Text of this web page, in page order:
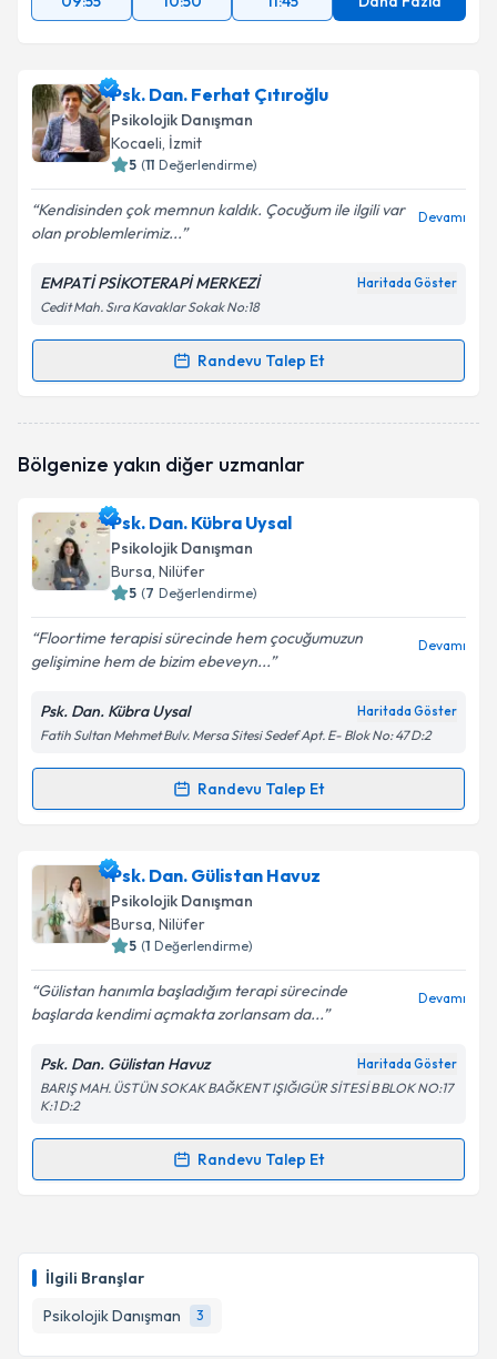
İlgili Branşlar
Psikolojik Danışman
3
Psk. Dan. Ferhat Çıtıroğlu
Psikolojik Danışman
Kocaeli, İzmit
5 (11 Değerlendirme)
Kendisinden çok memnun kaldık. Çocuğum ile ilgili var
olan problemlerimiz...
Devamı
EMPATİ PSİKOTERAPİ MERKEZİ Haritada Göster
Cedit Mah. Sıra Kavaklar Sokak No:18
Randevu Talep Et
Randevu Takvimi Talebi
talebi oluşturun. Size bu uzmandan randevu almanız
bilgilendireceğiz.
E-posta Adresiniz
Kişisel verilerimin işlenmesine ilişkin
kapsamda işlenmesini kabul ediyorum.
Takvim Talebini Gönder
Bölgenize yakın diğer uzmanlar
Psk. Dan. Kübra Uysal
Psikolojik Danışman
Bursa, Nilüfer
5 (7 Değerlendirme)
Floortime terapisi sürecinde hem çocuğumuzun
gelişimine hem de bizim ebeveyn...
Devamı
Psk. Dan. Kübra Uysal Haritada Göster
Fatih Sultan Mehmet Bulv. Mersa Sitesi Sedef Apt. E- Blok No: 47 D:2
Randevu Talep Et
Randevu Takvimi Talebi
Psk. Dan. Kübra Uysaliçin randevu takvimi talebi
oluşturun. Size bu uzmandan randevu almanız için bir
takvim hazırlandığında e-posta ile bilgilendireceğiz.
Kişisel verilerimin işlenmesine ilişkin
Aydınlatma
Metni'ni okudum ve kişisel verilerimin belirtilen
Takvim Talebini Gönder
Psk. Dan. Gülistan Havuz
Psikolojik Danışman
Bursa, Nilüfer
5 (1 Değerlendirme)
Gülistan hanımla başladığım terapi sürecinde
başlarda kendimi açmakta zorlansam da...
Devamı
Psk. Dan. Gülistan Havuz Haritada Göster
BARIŞ MAH. ÜSTÜN SOKAK BAĞKENT IŞIĞIGÜR SİTESİ B BLOK NO:17
K:1 D:2
Randevu Talep Et
Randevu Takvimi Talebi
takvim hazırlandığında e-posta ile bilgilendireceğiz.
E-posta Adresiniz